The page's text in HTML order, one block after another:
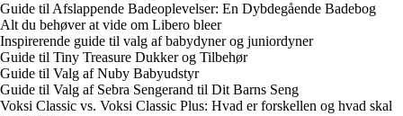
Guide til Afslappende Badeoplevelser: En Dybdegående Badebog
Alt du behøver at vide om Libero bleer
Inspirerende guide til valg af babydyner og juniordyner
Guide til Tiny Treasure Dukker og Tilbehør
Guide til Valg af Nuby Babyudstyr
Guide til Valg af Sebra Sengerand til Dit Barns Seng
Voksi Classic vs. Voksi Classic Plus: Hvad er forskellen og hvad skal